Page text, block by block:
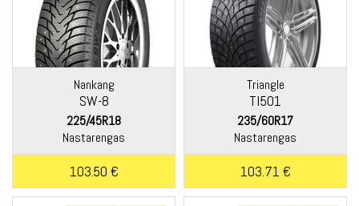
Nankang
SW-8
225/45R18
Nastarengas
103.50 €
Triangle
TI501
235/60R17
Nastarengas
103.71 €